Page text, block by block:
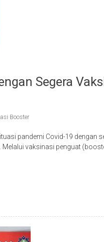
Segera
Booster
pandemi Covid-19 dengan
vaksinasi penguat